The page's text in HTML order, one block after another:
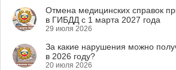
Отмена медицинских справок
в ГИБДД с 1 марта 2027 года
29 июля 2026
За какие нарушения можно
в 2026 году?
20 июля 2026